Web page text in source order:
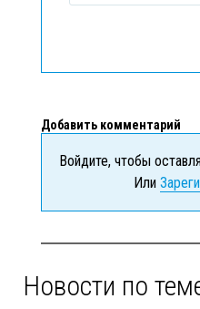
Добавить комментарий
Войдите, чтобы
Или
Новости по